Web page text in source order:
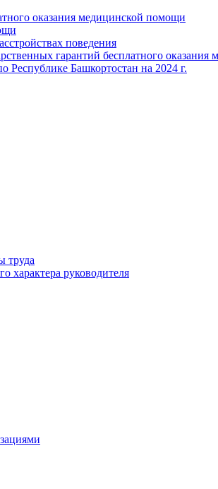
оказания медицинской помощи
поведения
гарантий бесплатного
Республике Башкортостан на 2024 г.
труда
характера руководителя